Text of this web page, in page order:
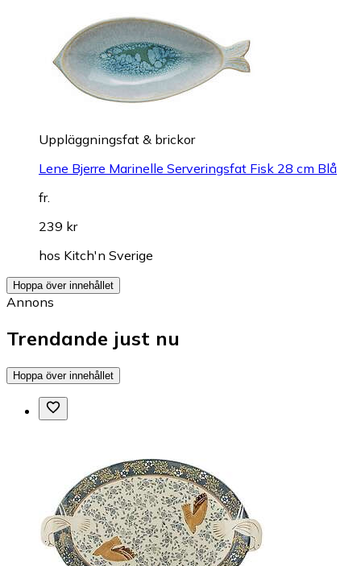
Uppläggningsfat & brickor
Lene Bjerre Marinelle Serveringsfat Fisk 28 cm Blå
fr.
239 kr
hos Kitch'n Sverige
Hoppa över innehållet
Annons
Trendande just nu
Hoppa över innehållet